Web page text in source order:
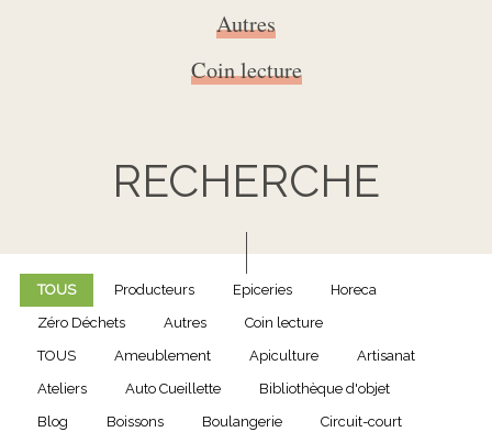
Autres
Coin lecture
RECHERCHE
TOUS Producteurs Epiceries
Horeca
Zéro Déchets
Autres
Coin lecture
TOUS
Ameublement Apiculture
Artisanat
Ateliers
Auto Cueillette
Bibliothèque d'objet
Blog
Boissons Boulangerie
Circuit-court